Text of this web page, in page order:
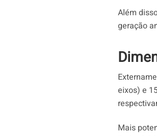
Além
geração
eixos) e
Mais